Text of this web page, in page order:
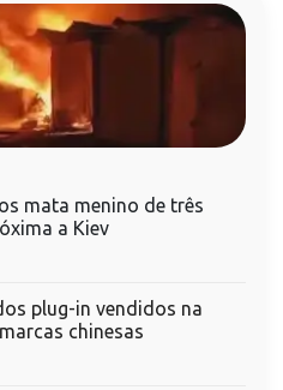
mata menino de três
a Kiev
plug-in vendidos na
chinesas